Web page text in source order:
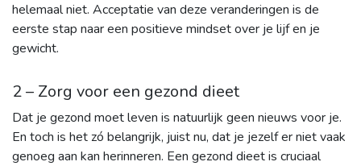
helemaal niet. Acceptatie van deze veranderingen is de
eerste stap naar een positieve mindset over je lijf en je
gewicht.
2 – Zorg voor een gezond dieet
Dat je gezond moet leven is natuurlijk geen nieuws voor je.
En toch is het zó belangrijk, juist nu, dat je jezelf er niet vaak
genoeg aan kan herinneren. Een gezond dieet is cruciaal